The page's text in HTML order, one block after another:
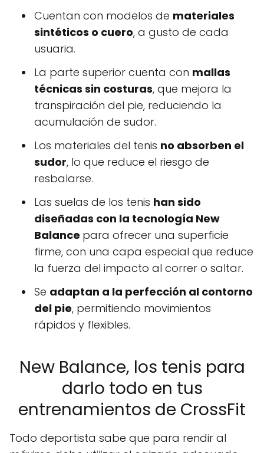
Cuentan con modelos de materiales
sintéticos o cuero, a gusto de cada
usuaria.
La parte superior cuenta con mallas
técnicas sin costuras, que mejora la
transpiración del pie, reduciendo la
acumulación de sudor.
Los materiales del tenis no absorben el
sudor, lo que reduce el riesgo de
resbalarse.
Las suelas de los tenis han sido
diseñadas con la tecnología New
Balance para ofrecer una superficie
firme, con una capa especial que reduce
la fuerza del impacto al correr o saltar.
Se adaptan a la perfección al contorno
del pie, permitiendo movimientos
rápidos y flexibles.
New Balance, los tenis para
darlo todo en tus
entrenamientos de CrossFit
Todo deportista sabe que para rendir al